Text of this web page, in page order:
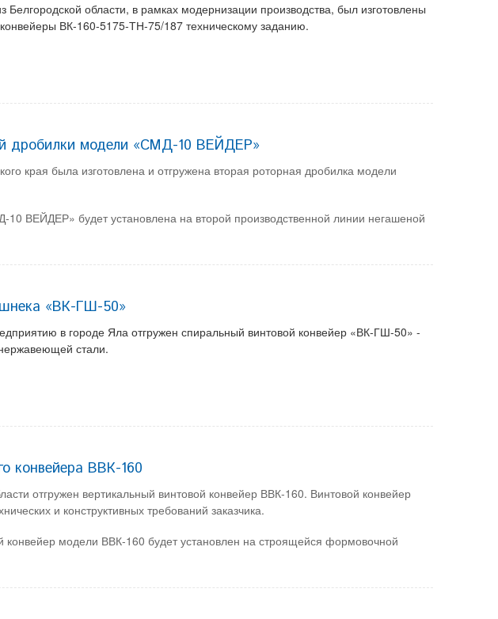
Белгородской области, в рамках модернизации производства, был изготовлены
ВК-160-5175-ТН-75/187 техническому заданию.
дробилки модели «СМД-10 ВЕЙДЕР»
края была изготовлена и отгружена вторая роторная дробилка модели
ВЕЙДЕР» будет установлена на второй производственной линии негашеной
шнека «ВК-ГШ-50»
в городе Яла отгружен спиральный винтовой конвейер «ВК-ГШ-50» -
стали.
конвейера ВВК-160
отгружен вертикальный винтовой конвейер ВВК-160. Винтовой конвейер
и конструктивных требований заказчика.
конвейер модели ВВК-160 будет установлен на строящейся формовочной